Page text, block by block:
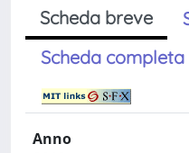
Scheda breve
Scheda completa
Anno